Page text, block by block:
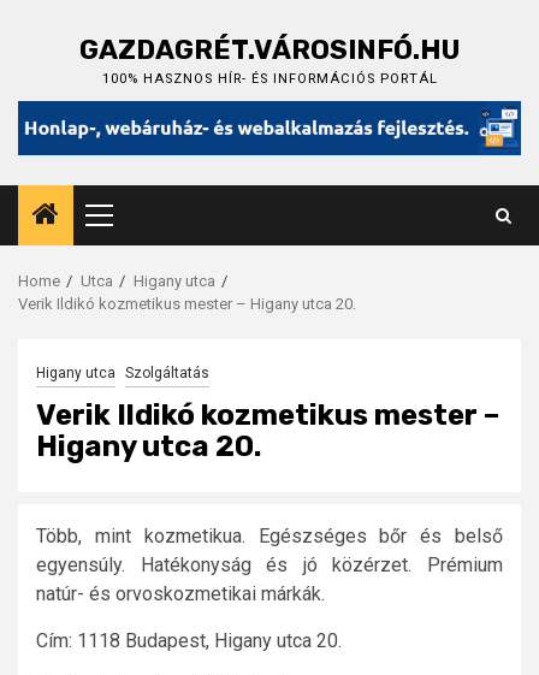
GAZDAGRÉT.VÁROSINFÓ.HU
100% HASZNOS HÍR- ÉS INFORMÁCIÓS PORTÁL
Primary
Menu
Home Utca
Higany utca
Verik Ildikó kozmetikus mester – Higany utca 20.
Higany utca Szolgáltatás
Verik Ildikó kozmetikus mester –
Higany utca 20.
Több, mint kozmetikua. Egészséges bőr és belső
egyensúly. Hatékonyság és jó közérzet. Prémium
natúr- és orvoskozmetikai márkák.
Cím: 1118 Budapest, Higany utca 20.